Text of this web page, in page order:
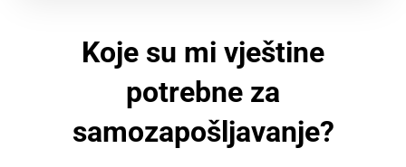
Koje su mi vještine
potrebne za
samozapošljavanje?